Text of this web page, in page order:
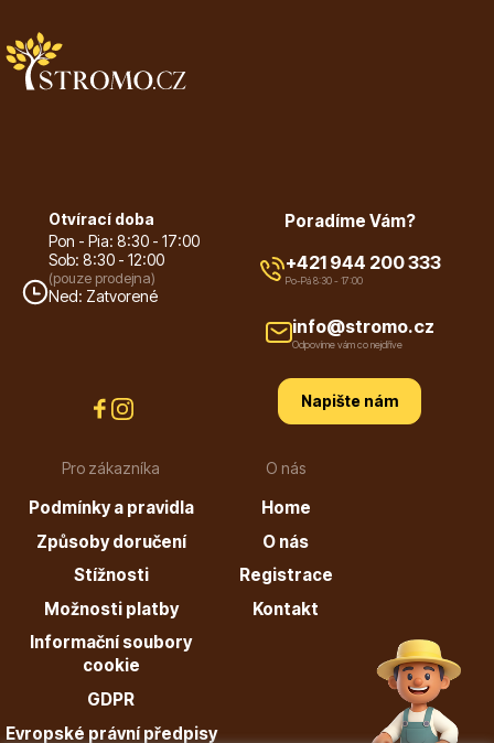
Okrasné trávy
Okrasné keře
Plazivé rostliny
Popínavé rostliny
Otvírací doba
Pon - Pia: 8:30 - 17:00
Sob: 8:30 - 12:00
(pouze prodejna)
Ned: Zatvorené
Pro zákazníka
Podmínky a pravidla
Způsoby doručení
Stížnosti
Možnosti platby
Informační soubory
cookie
GDPR
Evropské právní předpisy
O nás
Home
O nás
Registrace
Kontakt
Poradíme Vám?
+421 944 200 333
Po-Pá 8:30 - 17:00
info@stromo.cz
Odpovíme vám co nejdříve
Napište nám